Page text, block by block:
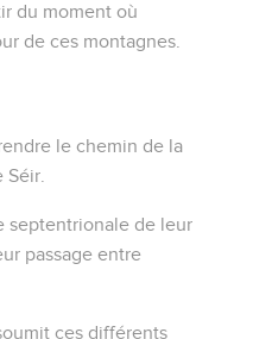
du moment où
de ces montagnes
le chemin de la
septentrionale de leur
passage entre
ces différents